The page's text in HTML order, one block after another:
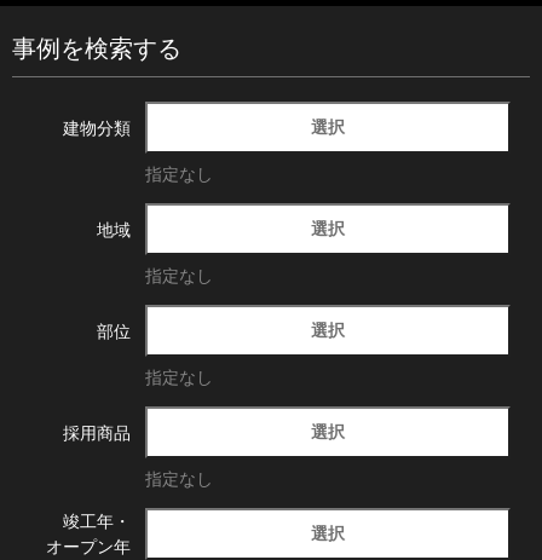
事例を検索する
建物分類 選択
指定なし
地域 選択
指定なし
部位 選択
指定なし
採用商品 選択
指定なし
竣工年・
オープン年
選択